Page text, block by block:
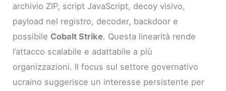
archivio ZIP, script JavaScript, decoy visivo,
payload nel registro, decoder, backdoor e
possibile Cobalt Strike. Questa linearità rende
l’attacco scalabile e adattabile a più
organizzazioni. Il focus sul settore governativo
ucraino suggerisce un interesse persistente per